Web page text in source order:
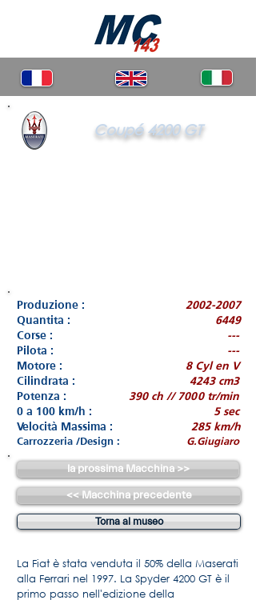
Coupé 4200 GT
Produzione :
2002-2007
Quantita :
6449
Corse :
---
Pilota :
---
Motore :
8 Cyl en V
Cilindrata :
4243 cm3
Potenza :
390 ch // 7000 tr/min
0 a 100 km/h :
5 sec
Velocità Massima :
285 km/h
Carrozzeria /Design : G.Giugiaro
la prossima Macchina >>
<< Macchina precedente
Torna al museo
La Fiat è stata venduta il 50% della Maserati
alla Ferrari nel 1997. La Spyder 4200 GT è il
primo passo nell'edizione della